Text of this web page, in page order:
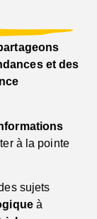
et des
à la pointe
sujets
à